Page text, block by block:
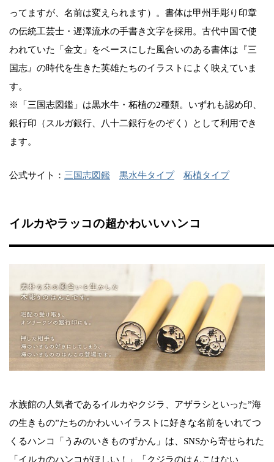
ってますが、名前は変えられます）。書体は甲州手彫り印章
の伝統工芸士・遅澤流水の手書き文字を採用。古代中国で使
われていた「金文」をベースにした風合いのある書体は『三
国志』の時代を生きた英雄たちのイラストによく映えていま
す。
※「三国志図鑑」は黒水牛・柘植の2種類。いずれも認め印、
銀行印（スルガ銀行、八十二銀行をのぞく）として利用でき
ます。
公式サイト： 三国志図鑑 黒水牛タイプ 柘植タイプ
イルカやラッコの超かわいいハンコ
水族館の人気者であるイルカやクジラ、アザラシといった”海
の生きもの”たちのかわいいイラストに好きな名前をいれてつ
くるハンコ「うみのいきものずかん」は、SNSから寄せられた
「イルカのハンコがほしい！」「クジラのはんこはない